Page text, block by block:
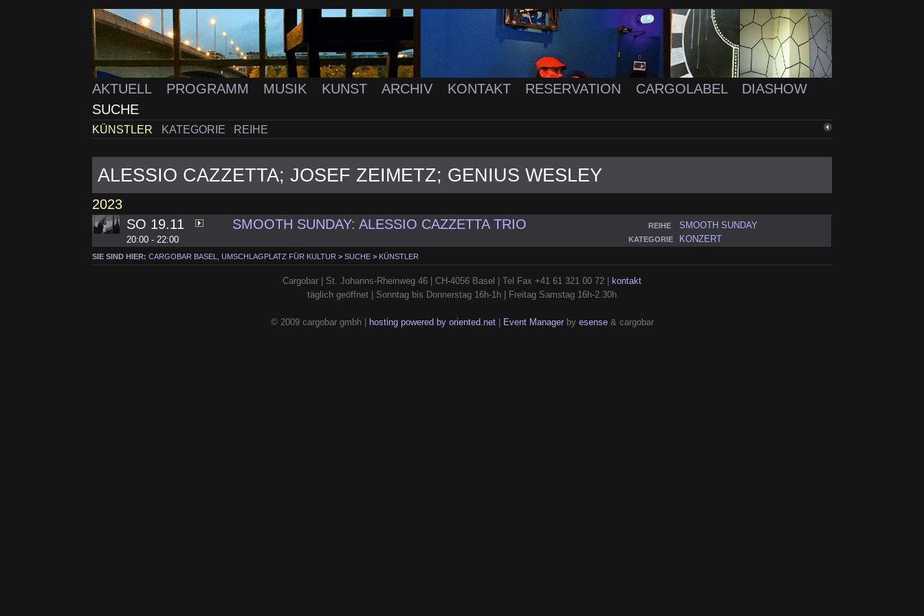
AKTUELL PROGRAMM MUSIK KUNST ARCHIV KONTAKT RESERVATION CARGOLABEL
DIASHOW
SUCHE
KÜNSTLER KATEGORIE REIHE
ALESSIO CAZZETTA; JOSEF ZEIMETZ; GENIUS WESLEY
2023
SO 19.11
20:00 - 22:00
SMOOTH SUNDAY: ALESSIO CAZZETTA TRIO REIHE SMOOTH SUNDAY
KATEGORIE KONZERT
SIE SIND HIER:CARGOBAR BASEL, UMSCHLAGPLATZ FÜR KULTUR >SUCHE > KÜNSTLER
Cargobar | St. Johanns-Rheinweg 46 | CH-4056 Basel | Tel Fax +41 61 321 00 72 |
kontakt
täglich geöffnet | Sonntag bis Donnerstag 16h-1h | Freitag Samstag 16h-2.30h
© 2009 cargobar gmbh | hosting powered by oriented.net| Event Managerby esense& cargobar